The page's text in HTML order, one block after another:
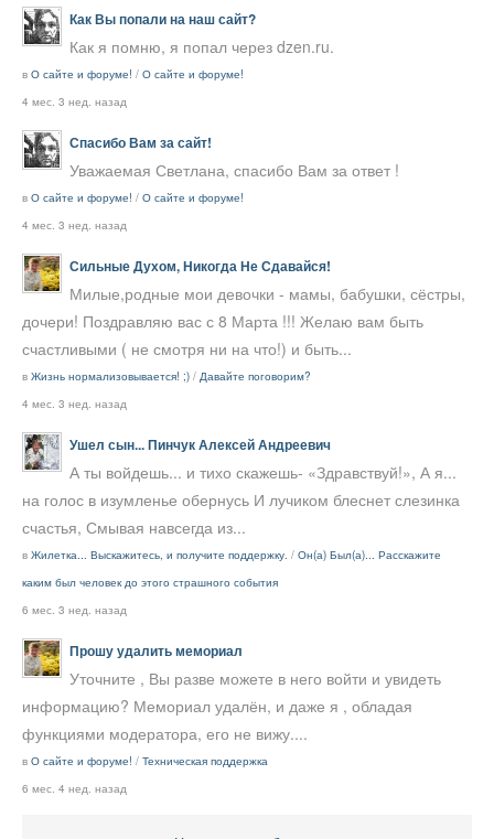
Как Вы попали на наш сайт?
Как я помню, я попал через dzen.ru.
в О сайте и форуме! / О сайте и форуме!
4 мес. 3 нед. назад
Спасибо Вам за сайт!
Уважаемая Светлана, спасибо Вам за ответ !
в О сайте и форуме! / О сайте и форуме!
4 мес. 3 нед. назад
Сильные Духом, Никогда Не Сдавайся!
Милые,родные мои девочки - мамы, бабушки, сёстры,
дочери! Поздравляю вас с 8 Марта !!! Желаю вам быть
счастливыми ( не смотря ни на что!) и быть...
в Жизнь нормализовывается! ;) / Давайте поговорим?
4 мес. 3 нед. назад
Ушел сын... Пинчук Алексей Андреевич
А ты войдешь... и тихо скажешь- «Здравствуй!», А я...
на голос в изумленье обернусь И лучиком блеснет слезинка
счастья, Смывая навсегда из...
в Жилетка... Выскажитесь, и получите поддержку. / Он(а) Был(а)... Расскажите
каким был человек до этого страшного события
6 мес. 3 нед. назад
Прошу удалить мемориал
Уточните , Вы разве можете в него войти и увидеть
информацию? Мемориал удалён, и даже я , обладая
функциями модератора, его не вижу....
в О сайте и форуме! / Техническая поддержка
6 мес. 4 нед. назад